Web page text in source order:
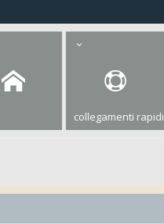
collegamenti rapidi